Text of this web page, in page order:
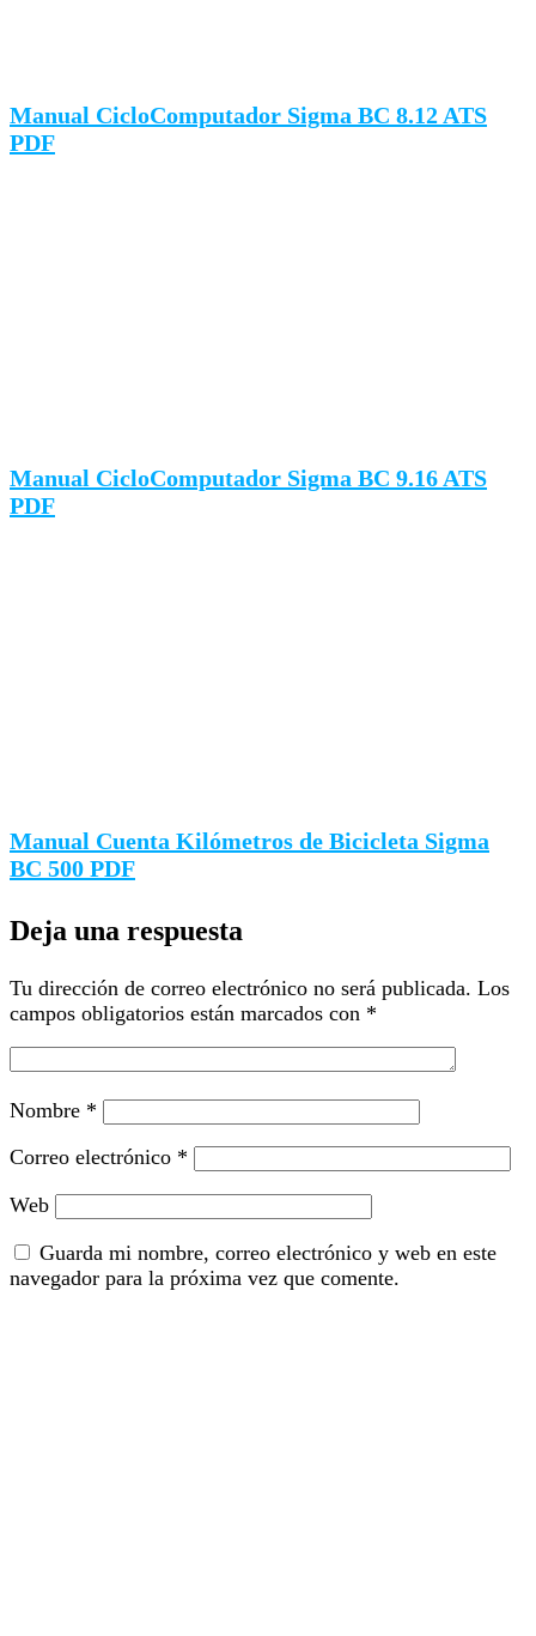
Manual CicloComputador Sigma BC 8.12 ATS
PDF
Manual CicloComputador Sigma BC 9.16 ATS
PDF
Manual Cuenta Kilómetros de Bicicleta Sigma
BC 500 PDF
Deja una respuesta
Tu dirección de correo electrónico no será publicada. Los
campos obligatorios están marcados con *
Nombre *
Correo electrónico *
Web
Guarda mi nombre, correo electrónico y web en este
navegador para la próxima vez que comente.